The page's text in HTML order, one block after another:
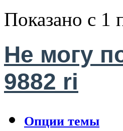
Показано с 1
Не могу
9882 ri
Опции темы